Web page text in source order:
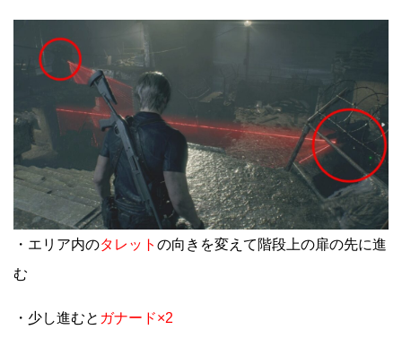
・エリア内のタレット の向きを変えて階段上の扉の先に進
む
・少し進むと ガナード×2